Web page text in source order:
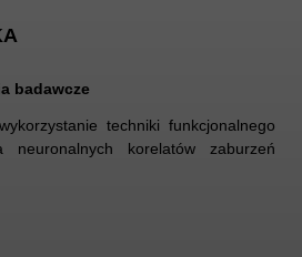
badawcze
techniki funkcjonalnego
neuronalnych korelatów zaburzeń